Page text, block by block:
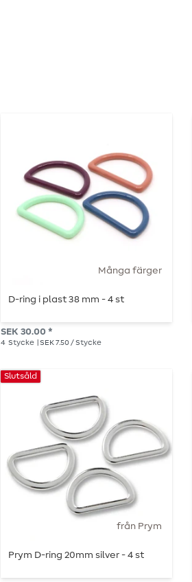
Många färger
D-ring i plast 38 mm - 4 st
SEK 30.00 *
4 Stycke | SEK 7.50 / Stycke
från Prym
Slutsåld
Prym D-ring 20mm silver - 4 st